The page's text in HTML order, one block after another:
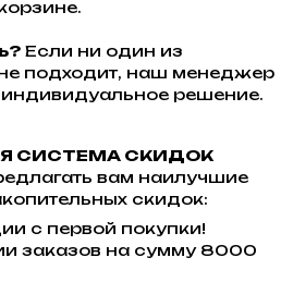
Если ни один из
подходит, наш менеджер
решение.
СИСТЕМА СКИДОК
вам наилучшие
скидок:
с первой покупки!
заказов на сумму 8000